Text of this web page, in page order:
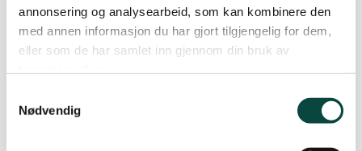
annonsering og analysearbeid, som kan kombinere den
med annen informasjon du har gjort tilgjengelig for dem,
eller som de har samlet inn gjennom din bruk av
Nødvendig
· Helhetlig plan for skip-til-skip-omlasting av
olje. Det er behov for en gjennomgang av